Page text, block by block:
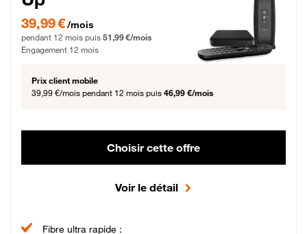
39,99 € par mois pendant 12 mois puis 51,99 € par mois, Engagement 12 mois
39,99 €/mois
pendant 12 mois puis 51,99 €/mois
Engagement 12 mois
Prix client mobile
39,99 €/mois pendant 12 mois puis 46,99 €/mois
Choisir cette offre
Voir le détail
Fibre ultra rapide :